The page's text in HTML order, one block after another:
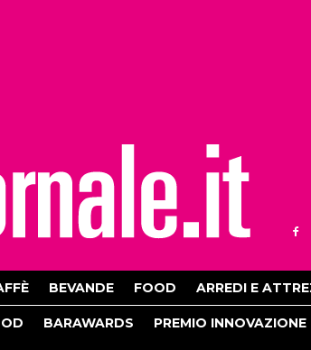
BEVANDE FOOD ARREDI E
BARAWARDS PREMIO INNOVAZIONE